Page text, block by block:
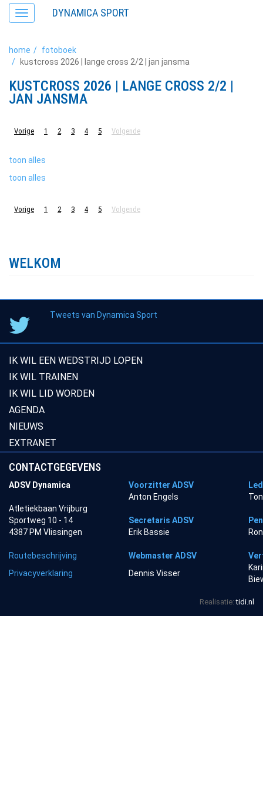
Toggle
navigation
DYNAMICA SPORT
home
fotoboek
kustcross 2026 | lange cross 2/2 | jan jansma
KUSTCROSS 2026 | LANGE CROSS 2/2 |
JAN JANSMA
Vorige 1 2 3 4 5 Volgende
toon alles
toon alles
Vorige 1 2 3 4 5 Volgende
WELKOM
Tweets van Dynamica Sport
IK WIL EEN WEDSTRIJD LOPEN
IK WIL TRAINEN
IK WIL LID WORDEN
AGENDA
NIEUWS
EXTRANET
CONTACTGEGEVENS
ADSV Dynamica Voorzitter ADSV
Anton Engels
Atletiekbaan Vrijburg
Sportweg 10 - 14
Secretaris ADSV
4387 PM Vlissingen
Erik Bassie
Routebeschrijving Webmaster ADSV
Privacyverklaring
Dennis Visser
Realisatie:tidi.nl